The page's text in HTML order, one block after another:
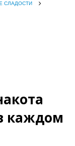
СЛАДОСТИ
каждом